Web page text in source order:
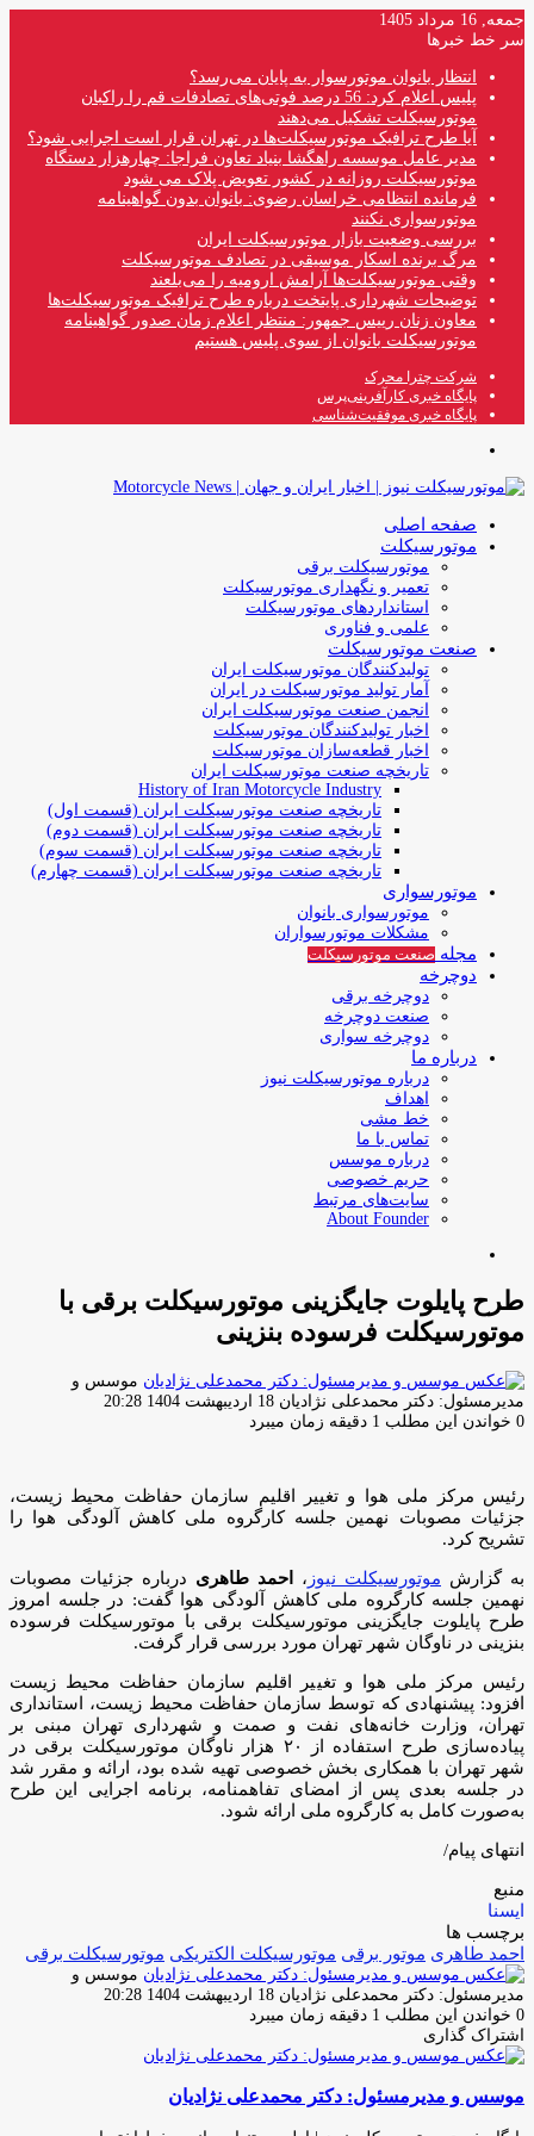
جمعه, 16 مرداد 1405
سر خط خبرها
انتظار بانوان موتورسوار به پایان می‌رسد؟
پلیس اعلام کرد: 56 درصد فوتی‌های تصادفات قم را راکبان
موتورسیکلت تشکیل می‌دهند
آیا طرح ترافیک موتورسیکلت‌ها در تهران قرار است اجرایی شود؟
مدیر عامل موسسه راهگشا بنیاد تعاون فراجا: چهارهزار دستگاه
موتورسیکلت روزانه در کشور تعویض پلاک می شود
فرمانده انتظامی خراسان رضوی: بانوان بدون گواهینامه
موتورسواری نکنند
بررسی وضعیت بازار موتورسیکلت ایران
مرگ برنده اسکار موسیقی در تصادف موتورسیکلت
وقتی موتورسیکلت‌ها آرامش ارومیه را می‌بلعند
توضیحات شهرداری پایتخت درباره طرح ترافیک موتورسیکلت‌ها
معاون زنان رییس جمهور: منتظر اعلام زمان صدور گواهینامه
موتورسیکلت بانوان از سوی پلیس هستیم
شرکت چترا محرک
پایگاه خبری کارآفرینی‌پرس
پایگاه خبری موفقیت‌شناسی
صفحه اصلی
موتورسیکلت
موتورسیکلت برقی
تعمیر و نگهداری موتورسیکلت
استانداردهای موتورسیکلت
علمی و فناوری
صنعت موتورسیکلت
تولیدکنندگان موتورسیکلت ایران
آمار تولید موتورسیکلت در ایران
انجمن صنعت موتورسیکلت ایران
اخبار تولیدکنندگان موتورسیکلت
اخبار قطعه‌سازان موتورسیکلت
تاریخچه صنعت موتورسیکلت ایران
History of Iran Motorcycle Industry
تاریخچه صنعت موتورسیکلت ایران (قسمت اول)
تاریخچه صنعت موتورسیکلت ایران (قسمت دوم)
تاریخچه صنعت موتورسیکلت ایران (قسمت سوم)
تاریخچه صنعت موتورسیکلت ایران (قسمت چهارم)
موتورسواری
موتورسواری بانوان
مشکلات موتورسواران
مجله صنعت موتورسیکلت
دوچرخه
دوچرخه برقی
صنعت دوچرخه
دوچرخه سواری
درباره ما
درباره موتورسیکلت نیوز
اهداف
خط مشی
تماس با ما
درباره موسس
حریم خصوصی
سایت‌های مرتبط
About Founder
طرح پایلوت جایگزینی موتورسیکلت برقی با
موتورسیکلت فرسوده بنزینی
موسس و
مدیرمسئول: دکتر محمدعلی نژادیان ارسال
ایمیل
18 اردیبهشت 1404 20:28
0 خواندن این مطلب 1 دقیقه زمان میبرد
رئیس مرکز ملی هوا و تغییر اقلیم سازمان حفاظت محیط زیست،
جزئیات مصوبات نهمین جلسه کارگروه ملی کاهش آلودگی هوا را
تشریح کرد.
به گزارش موتورسیکلت نیوز ، احمد طاهری درباره جزئیات مصوبات
نهمین جلسه کارگروه ملی کاهش آلودگی هوا گفت: در جلسه امروز
طرح پایلوت جایگزینی موتورسیکلت برقی با موتورسیکلت فرسوده
بنزینی در ناوگان شهر تهران مورد بررسی قرار گرفت.
رئیس مرکز ملی هوا و تغییر اقلیم سازمان حفاظت محیط زیست
افزود: پیشنهادی که توسط سازمان حفاظت محیط زیست، استانداری
تهران، وزارت خانه‌های نفت و صمت و شهرداری تهران مبنی بر
پیاده‌سازی طرح استفاده از ۲۰ هزار ناوگان موتورسیکلت برقی در
شهر تهران با همکاری بخش خصوصی تهیه شده بود، ارائه و مقرر شد
در جلسه بعدی پس از امضای تفاهمنامه، برنامه اجرایی این طرح
به‌صورت کامل به کارگروه ملی ارائه شود.
انتهای پیام/
منبع
ایسنا
برچسب ها
احمد طاهری موتور برقی موتورسیکلت الکتریکى موتورسیکلت برقى
موسس و
مدیرمسئول: دکتر محمدعلی نژادیان ارسال
ایمیل
18 اردیبهشت 1404 20:28
0 خواندن این مطلب 1 دقیقه زمان میبرد
اشتراک گذاری
فیس
توئیتر
لینکدین
واتس
تلگرام
اشتراک
از
چاپ
موسس و مدیرمسئول: دکتر محمدعلی نژادیان